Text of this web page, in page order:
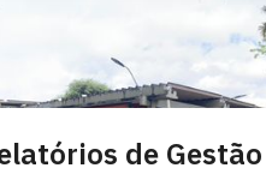
de Gestão